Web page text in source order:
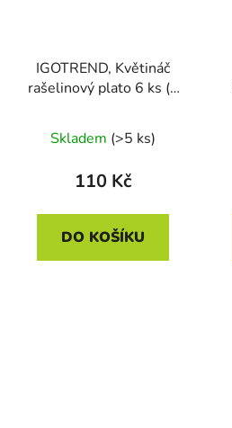
IGOTREND, Květináč
rašelinový plato 6 ks (6
Skladem (>5 ks)
110 Kč
DO KOŠÍKU